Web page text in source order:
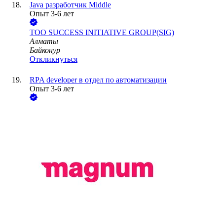
Java разработчик Middle
Опыт 3-6 лет
ТОО SUCCESS INITIATIVE GROUP(SIG)
Алматы
Байконур
Откликнуться
RPA developer в отдел по автоматизации
Опыт 3-6 лет